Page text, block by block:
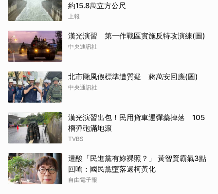
約15.8萬立方公尺
上報
漢光演習 第一作戰區實施反特攻演練(圖)
中央通訊社
北市颱風假標準遭質疑 蔣萬安回應(圖)
中央通訊社
漢光演習出包！民用貨車運彈藥掉落 105
榴彈砲滿地滾
TVBS
遭酸「民進黨有妳裸照？」 黃智賢霸氣3點
回嗆：國民黨墮落還柯黃化
自由電子報